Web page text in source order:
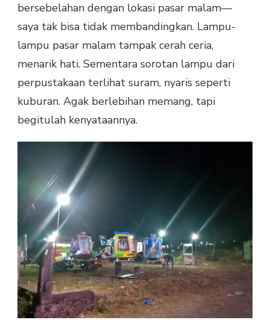
bersebelahan dengan lokasi pasar malam—
saya tak bisa tidak membandingkan. Lampu-
lampu pasar malam tampak cerah ceria,
menarik hati. Sementara sorotan lampu dari
perpustakaan terlihat suram, nyaris seperti
kuburan. Agak berlebihan memang, tapi
begitulah kenyataannya.